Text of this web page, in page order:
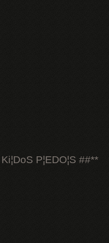
P¦EDO¦S ##**